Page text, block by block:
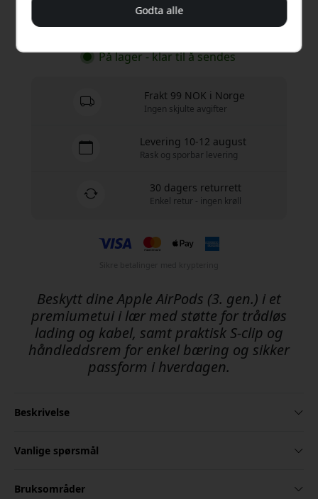
På lager - klar til å sendes
Frakt 99 NOK i Norge
Ingen skjulte avgifter
Levering 10-12 august
Rask og sporbar levering
30 dagers returrett
Enkel retur - ingen krøll
Beskytt dine Apple AirPods (3. gen.) i et
premiumetui i lær med støtte for trådløs
lading og kabel, samt praktisk S-clip og
håndleddsrem for enkel bæring og sikker
passform i hverdagen.
Beskrivelse
Vanlige spørsmål
Bruksområder
Godta alle